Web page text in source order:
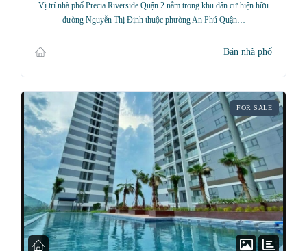
Vị trí nhà phố Precia Riverside Quận 2 nằm trong khu dân cư hiện hữu
đường Nguyễn Thị Định thuộc phường An Phú Quận…
Bán nhà phố
FOR SALE